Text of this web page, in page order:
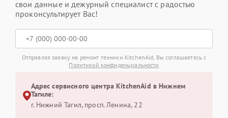
свои данные и дежурный специалист с радостью
проконсультирует Вас!
Отправляя заявку на ремонт техники KitchenAid, Вы соглашаетесь с
Политикой конфиденциальности
Адрес сервисного центра KitchenAid в Нижнем
Тагиле:
г. Нижний Тагил, просп. Ленина, 22